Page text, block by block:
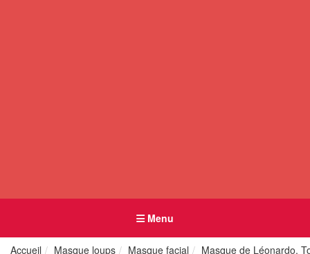
Menu
Accueil Masque loups Masque facial Masque de Léonardo,